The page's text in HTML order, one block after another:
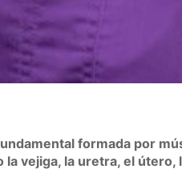
formada por
vejiga, la uretra, el útero,